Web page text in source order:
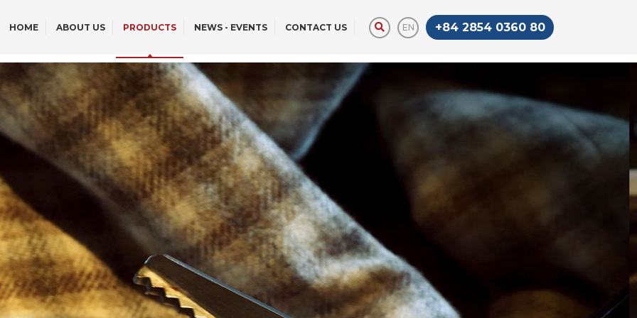
HOME ABOUT US
OFF-ROAD STAR LIMOUSINE
PRODUCTS NEWS - EVENTS CONTACT US EN +84 2854 0360 80